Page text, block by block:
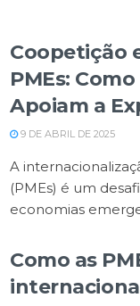
Coopetição
PMEs:
Apoiam a
9 DE ABRIL DE 2025
A
(PMEs) é um
economias
Como as